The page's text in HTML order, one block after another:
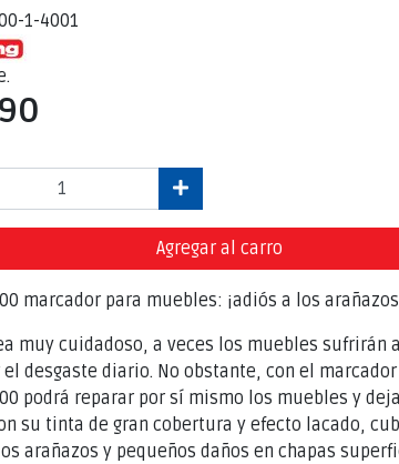
1-4001
Agregar al carro
marcador para muebles: ¡adiós a los
muy cuidadoso, a veces los muebles sufrirán
el desgaste diario. No obstante, con el
podrá reparar por sí mismo los muebles y
su tinta de gran cobertura y efecto lacado,
arañazos y pequeños daños en chapas